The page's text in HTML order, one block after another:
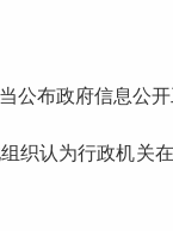
布政府信息公开
认为行政机关在